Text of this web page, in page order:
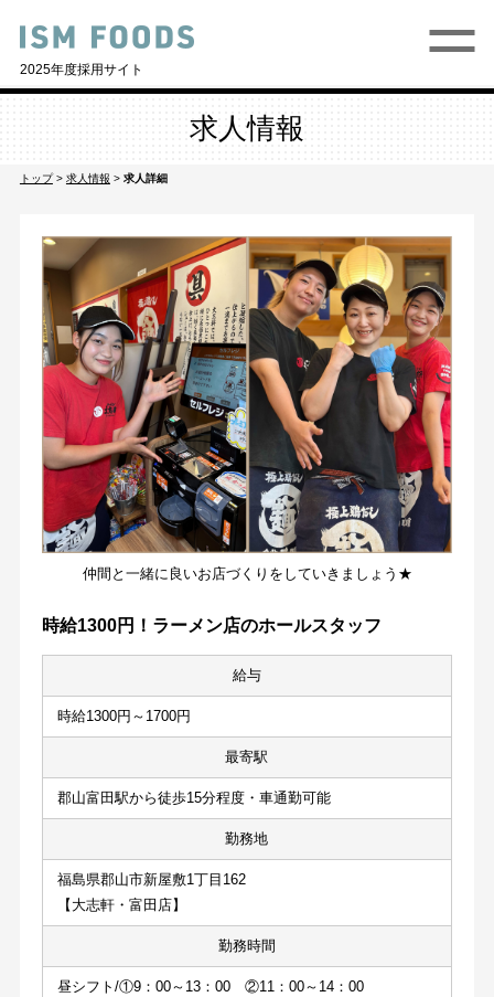
2025年度採用サイト
求人情報
トップ> 求人情報 > 求人詳細
仲間と一緒に良いお店づくりをしていきましょう★
時給1300円！ラーメン店のホールスタッフ
給与
時給1300円～1700円
最寄駅
郡山富田駅から徒歩15分程度・車通勤可能
勤務地
福島県郡山市新屋敷1丁目162
【大志軒・富田店】
勤務時間
昼シフト/①9：00～13：00　②11：00～14：00